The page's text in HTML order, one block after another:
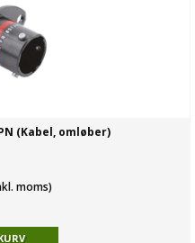
(Kabel, omløber)
moms)